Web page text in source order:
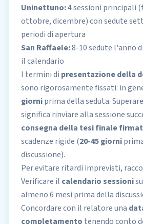
Uninettuno:4 sessioni principali
ottobre, dicembre) con sedute
periodi di apertura
San Raffaele:8-10 sedute l'anno
il calendario
I termini di presentazione della
sono rigorosamente fissati: in
giorniprima della seduta.
significa rinviare alla sessione
consegna della tesi finale
scadenze rigide (20-45 giorni
discussione).
Per evitare ritardi imprevisti,
Verificare il calendario sessioni
almeno 6 mesi prima della
Concordare con il relatore una
completamento tenendo conto